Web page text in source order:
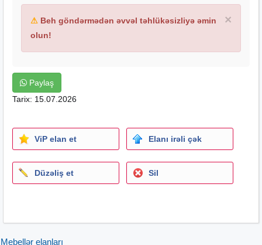
×
⚠ Beh göndərmədən əvvəl təhlükəsizliyə əmin
olun!
Paylaş
Tarix: 15.07.2026
ViP elan et Elanı irəli çək
Düzəliş et Sil
Mebellər elanları